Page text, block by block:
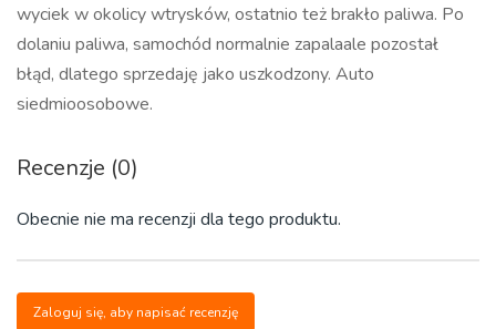
wyciek w okolicy wtrysków, ostatnio też brakło paliwa. Po
dolaniu paliwa, samochód normalnie zapalaale pozostał
błąd, dlatego sprzedaję jako uszkodzony. Auto
siedmioosobowe.
Recenzje (0)
Obecnie nie ma recenzji dla tego produktu.
Zaloguj się, aby napisać recenzję